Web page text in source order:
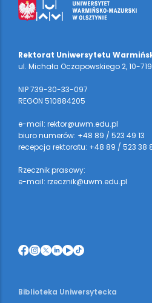
Rektorat Uniwersytetu
ul. Michała Oczapowskiego 2, 10-
NIP 739-30-33-097
REGON 510884205
e-mail: rektor@uwm.edu.pl
biuro numerów: +48 89 / 523 49 13
recepcja rektoratu: +48 89 / 523 38
Rzecznik prasowy:
e-mail: rzecznik@uwm.edu.pl
Biblioteka Uniwersytecka